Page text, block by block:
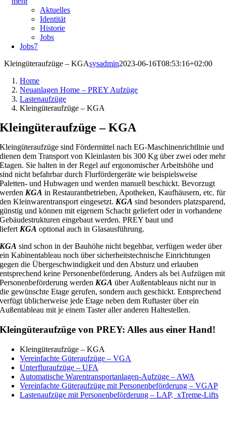
Aktuelles
Identität
Historie
Jobs
Jobs7
Kleingüteraufzüge – KGAsysadmin2023-06-16T08:53:16+02:00
Home
Neuanlagen Home – PREY Aufzüge
Lastenaufzüge
Kleingüteraufzüge – KGA
Kleingüteraufzüge – KGA
Kleingüteraufzüge sind Fördermittel nach EG-Maschinenrichtlinie und
dienen dem Transport von Kleinlasten bis 300 Kg über zwei oder mehr
Etagen. Sie halten in der Regel auf ergonomischer Arbeitshöhe und
sind nicht befahrbar durch Flurfördergeräte wie beispielsweise
Paletten- und Hubwagen und werden manuell beschickt. Bevorzugt
werden KGA in Restaurantbetrieben, Apotheken, Kaufhäusern, etc. für
den Kleinwarentransport eingesetzt. KGA sind besonders platzsparend,
günstig und können mit eigenem Schacht geliefert oder in vorhandene
Gebäudestrukturen eingebaut werden. PREY baut und
liefert KGA optional auch in Glasausführung.
KGA sind schon in der Bauhöhe nicht begehbar, verfügen weder über
ein Kabinentableau noch über sicherheitstechnische Einrichtungen
gegen die Übergeschwindigkeit und den Absturz und erlauben
entsprechend keine Personenbeförderung. Anders als bei Aufzügen mit
Personenbeförderung werden KGA über Außentableaus nicht nur in
die gewünschte Etage gerufen, sondern auch geschickt. Entsprechend
verfügt üblicherweise jede Etage neben dem Ruftaster über ein
Außentableau mit je einem Taster aller anderen Haltestellen.
Kleingüteraufzüge von PREY: Alles aus einer Hand!
Kleingüteraufzüge – KGA
Vereinfachte Güteraufzüge – VGA
Unterfluraufzüge – UFA
Automatische Warentransportanlagen-Aufzüge – AWA
Vereinfachte Güteraufzüge mit Personenbeförderung – VGAP
Lastenaufzüge mit Personenbeförderung – LAP, xTreme-Lifts